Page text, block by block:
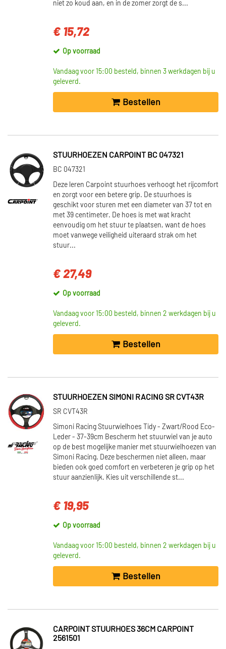
niet zo koud aan, en in de zomer zorgt de s...
€ 15,72
Op voorraad
Vandaag voor 15:00 besteld, binnen 3 werkdagen bij u
geleverd.
Bestellen
STUURHOEZEN CARPOINT BC 047321
BC 047321
Deze leren Carpoint stuurhoes verhoogt het rijcomfort
en zorgt voor een betere grip. De stuurhoes is
geschikt voor sturen met een diameter van 37 tot en
met 39 centimeter. De hoes is met wat kracht
eenvoudig om het stuur te plaatsen, want de hoes
moet vanwege veiligheid uiteraard strak om het
stuur...
€ 27,49
Op voorraad
Vandaag voor 15:00 besteld, binnen 2 werkdagen bij u
geleverd.
Bestellen
STUURHOEZEN SIMONI RACING SR CVT43R
SR CVT43R
Simoni Racing Stuurwielhoes Tidy - Zwart/Rood Eco-
Leder - 37-39cm Bescherm het stuurwiel van je auto
op de best mogelijke manier met stuurwielhoezen van
Simoni Racing. Deze beschermen niet alleen, maar
bieden ook goed comfort en verbeteren je grip op het
stuur aanzienlijk. Kies uit verschillende st...
€ 19,95
Op voorraad
Vandaag voor 15:00 besteld, binnen 2 werkdagen bij u
geleverd.
Bestellen
CARPOINT STUURHOES 36CM CARPOINT
2561501